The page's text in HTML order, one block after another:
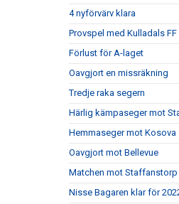
4 nyförvärv klara
Provspel med Kulladals FF
Förlust för A-laget
Oavgjort en missräkning
Tredje raka segern
Härlig kämpaseger mot
Hemmaseger mot Kosova
Oavgjort mot Bellevue
Matchen mot
Nisse Bagaren klar för